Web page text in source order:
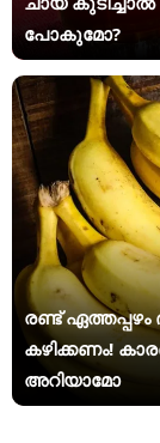
പോകുമോ?
രണ്ട്
കഴിക്കണം!
അറിയാമോ